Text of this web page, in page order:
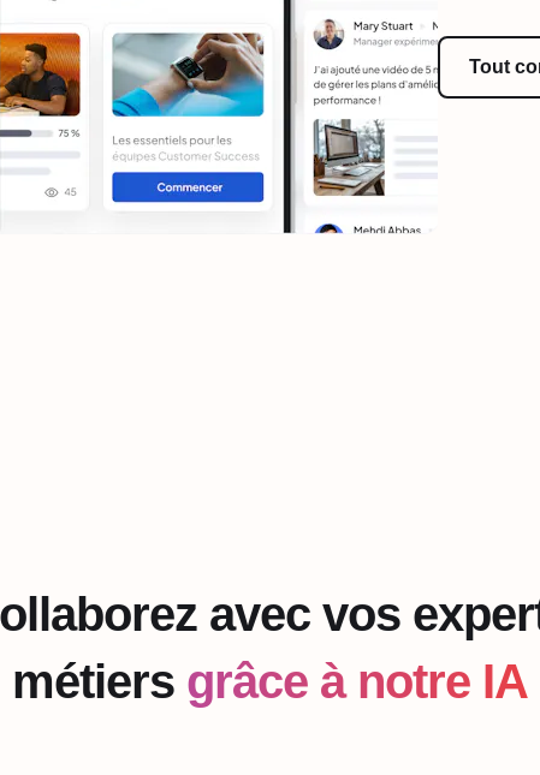
Tout
avec vos
métiers grâce à notre IA